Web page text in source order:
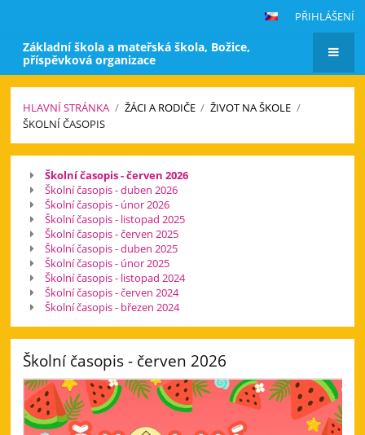
PŘIHLÁŠENÍ
Základní škola a mateřská škola, Božice,
příspěvková organizace
HLAVNÍ STRÁNKA / ŽÁCI A RODIČE / ŽIVOT NA ŠKOLE /
ŠKOLNÍ ČASOPIS
Školní
časopisŠkolní časopis - červen 2026
Školní časopis - duben 2026
Školní časopis - únor 2026
Školní časopis - listopad 2025
Školní časopis - červen 2025
Školní časopis - duben 2025
Školní časopis - únor 2025
Školní časopis - listopad 2024
Školní časopis - červen 2024
Školní časopis - březen 2024
Školní časopis - červen 2026